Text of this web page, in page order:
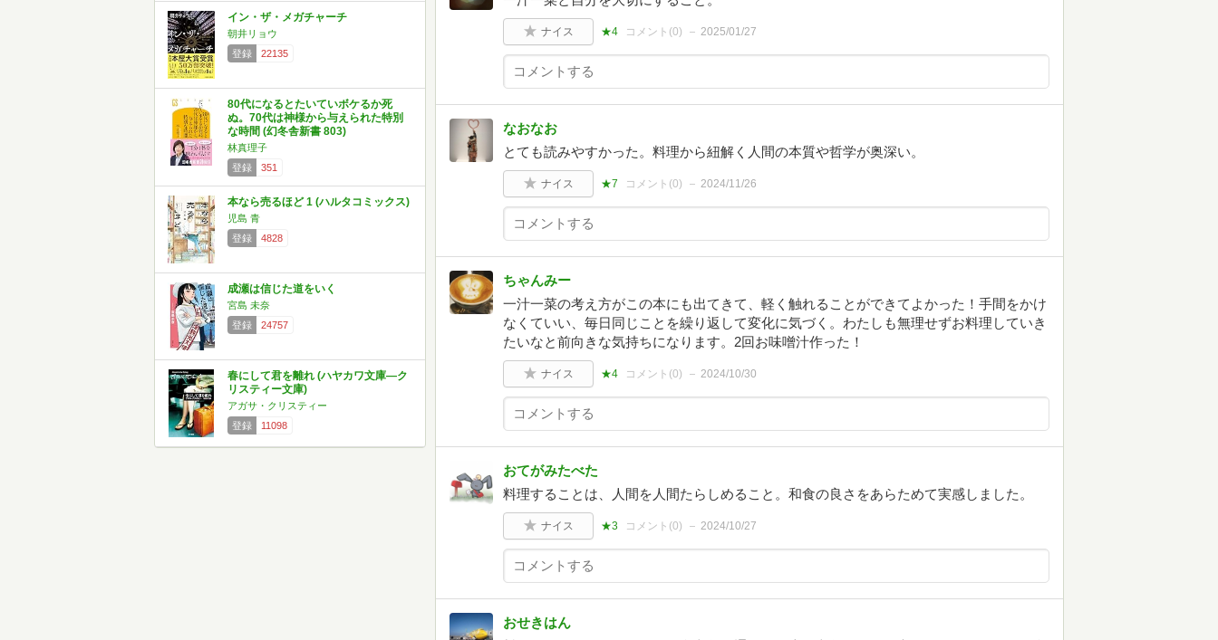
イン・ザ・メガチャーチ
朝井リョウ
登録
22135
80代になるとたいていボケるか死
ぬ。70代は神様から与えられた特別
な時間 (幻冬舎新書 803)
林真理子
登録
351
本なら売るほど 1 (ハルタコミックス)
児島 青
登録
4828
成瀬は信じた道をいく
宮島 未奈
登録
24757
春にして君を離れ (ハヤカワ文庫―ク
リスティー文庫)
アガサ・クリスティー
登録
11098
ナイス ★4 コメント(0) 2025/01/27
なおなお
とても読みやすかった。料理から紐解く人間の本質や哲学が奥深い。
ナイス ★7 コメント(0) 2024/11/26
ちゃんみー
一汁一菜の考え方がこの本にも出てきて、軽く触れることができてよかった！手間をかけ
なくていい、毎日同じことを繰り返して変化に気づく。わたしも無理せずお料理していき
たいなと前向きな気持ちになります。2回お味噌汁作った！
ナイス ★4 コメント(0) 2024/10/30
おてがみたべた
料理することは、人間を人間たらしめること。和食の良さをあらためて実感しました。
ナイス ★3 コメント(0) 2024/10/27
おせきはん